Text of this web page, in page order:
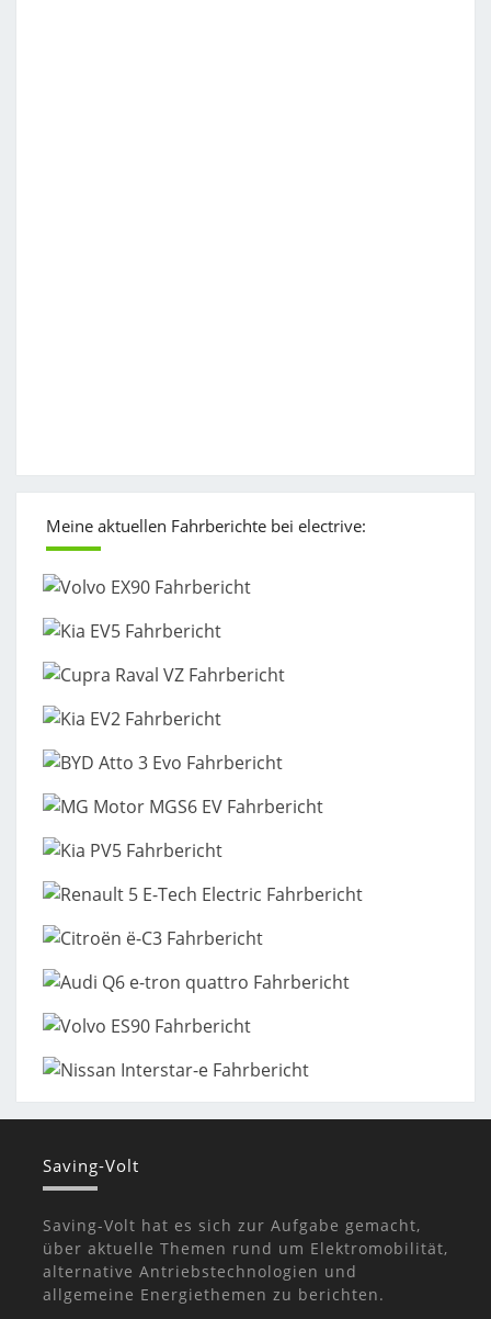
Meine aktuellen Fahrberichte bei electrive:
Saving-Volt
Saving-Volt hat es sich zur Aufgabe gemacht,
über aktuelle Themen rund um Elektromobilität,
alternative Antriebstechnologien und
allgemeine Energiethemen zu berichten.